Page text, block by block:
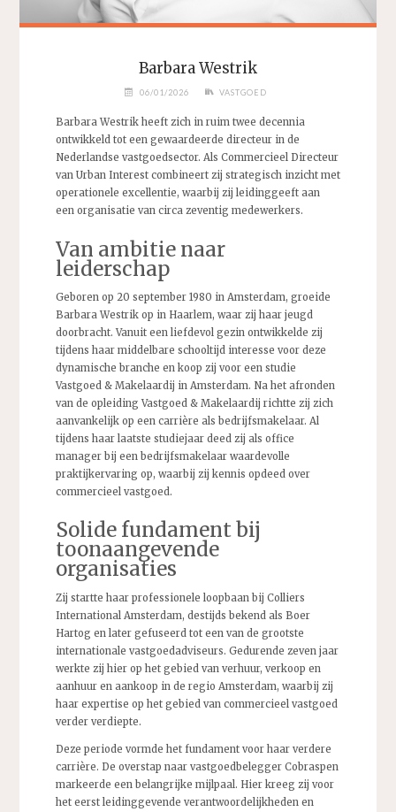
Barbara Westrik
06/01/2026 VASTGOED
Barbara Westrik heeft zich in ruim twee decennia
ontwikkeld tot een gewaardeerde directeur in de
Nederlandse vastgoedsector. Als Commercieel Directeur
van Urban Interest combineert zij strategisch inzicht met
operationele excellentie, waarbij zij leidinggeeft aan
een organisatie van circa zeventig medewerkers.
Van ambitie naar
leiderschap
Geboren op 20 september 1980 in Amsterdam, groeide
Barbara Westrik op in Haarlem, waar zij haar jeugd
doorbracht. Vanuit een liefdevol gezin ontwikkelde zij
tijdens haar middelbare schooltijd interesse voor deze
dynamische branche en koop zij voor een studie
Vastgoed & Makelaardij in Amsterdam. Na het afronden
van de opleiding Vastgoed & Makelaardij richtte zij zich
aanvankelijk op een carrière als bedrijfsmakelaar. Al
tijdens haar laatste studiejaar deed zij als office
manager bij een bedrijfsmakelaar waardevolle
praktijkervaring op, waarbij zij kennis opdeed over
commercieel vastgoed.
Solide fundament bij
toonaangevende
organisaties
Zij startte haar professionele loopbaan bij Colliers
International Amsterdam, destijds bekend als Boer
Hartog en later gefuseerd tot een van de grootste
internationale vastgoedadviseurs. Gedurende zeven jaar
werkte zij hier op het gebied van verhuur, verkoop en
aanhuur en aankoop in de regio Amsterdam, waarbij zij
haar expertise op het gebied van commercieel vastgoed
verder verdiepte.
Deze periode vormde het fundament voor haar verdere
carrière. De overstap naar vastgoedbelegger Cobraspen
markeerde een belangrijke mijlpaal. Hier kreeg zij voor
het eerst leidinggevende verantwoordelijkheden en